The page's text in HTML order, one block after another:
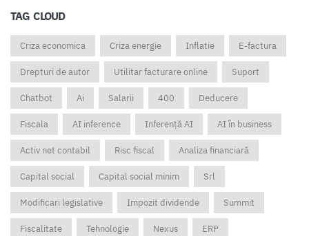
TAG CLOUD
Criza economica Criza energie Inflatie E-factura
Drepturi de autor Utilitar facturare online Suport
Chatbot Ai Salarii 400 Deducere
Fiscala AI inference Inferență AI AI în business
Activ net contabil Risc fiscal Analiza financiară
Capital social Capital social minim Srl
Modificari legislative Impozit dividende Summit
Fiscalitate Tehnologie Nexus ERP